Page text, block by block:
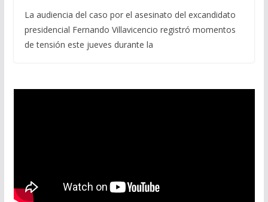
La audiencia del caso por el asesinato del excandidato
presidencial Fernando Villavicencio registró momentos
de tensión este jueves durante la